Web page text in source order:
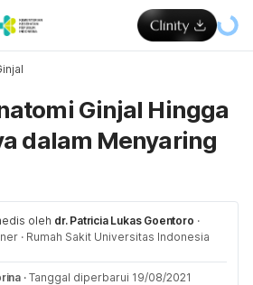
Ginjal Hingga
dalam Menyaring
oleh dr. Patricia Lukas Goentoro ·
· Rumah Sakit Universitas Indonesia
· Tanggal diperbarui 19/08/2021